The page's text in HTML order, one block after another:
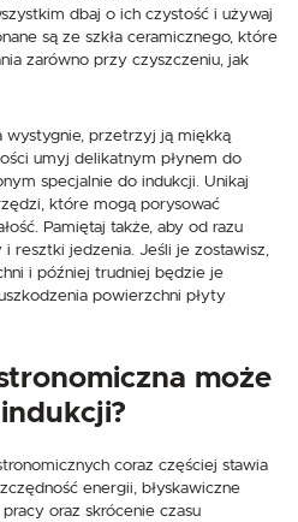
dbaj o ich czystość i używaj
są ze szkła ceramicznego, które
zarówno przy czyszczeniu, jak
wystygnie, przetrzyj ją miękką
umyj delikatnym płynem do
specjalnie do indukcji. Unikaj
które mogą porysować
Pamiętaj także, aby od razu
i resztki jedzenia. Jeśli je zostawisz,
i później trudniej będzie je
powierzchni płyty
może
coraz częściej stawia
energii, błyskawiczne
oraz skrócenie czasu